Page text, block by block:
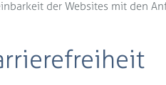
der Websites mit den